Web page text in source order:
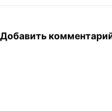
Добавить